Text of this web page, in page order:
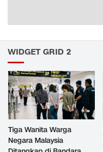
WIDGET GRID 2
Tiga Wanita Warga
Negara Malaysia